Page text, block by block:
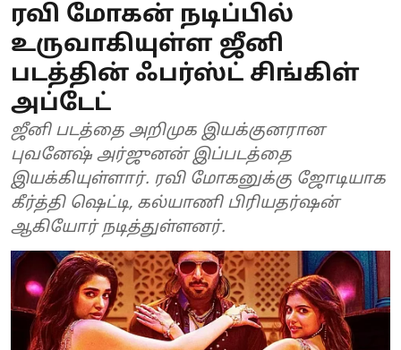
ரவி மோகன் நடிப்பில்
உருவாகியுள்ள ஜீனி
படத்தின் ஃபர்ஸ்ட் சிங்கிள்
அப்டேட்
ஜீனி படத்தை அறிமுக இயக்குனரான
புவனேஷ் அர்ஜுனன் இப்படத்தை
இயக்கியுள்ளார். ரவி மோகனுக்கு ஜோடியாக
கீர்த்தி ஷெட்டி, கல்யாணி பிரியதர்ஷன்
ஆகியோர் நடித்துள்ளனர்.